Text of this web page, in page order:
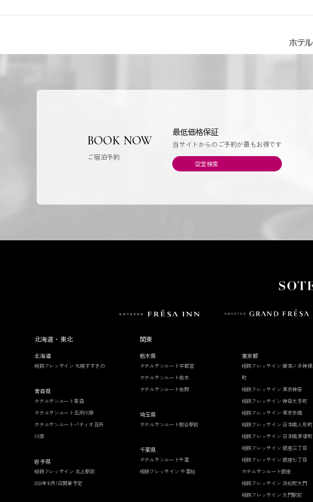
BOOK NOW
ご宿泊予約
最低価格保証
当サイトからのご予約が最もお得です
空室検索
北海道・東北
北海道
相鉄フレッサイン 札幌すすきの
青森県
ホテルサンルート青森
ホテルサンルート五所川原
ホテルサンルートパティオ五所
川原
岩手県
相鉄フレッサイン 北上駅前
2026年10月1日開業予定
関東
栃木県
ホテルサンルート宇都宮
ホテルサンルート栃木
ホテルサンルート佐野
埼玉県
ホテルサンルート熊谷駅前
千葉県
ホテルサンルート千葉
相鉄フレッサイン 千葉柏
東京都
相鉄フレッサイン 御茶ノ水神保
町
相鉄フレッサイン 東京神田
相鉄フレッサイン 神田大手町
相鉄フレッサイン 東京京橋
相鉄フレッサイン 日本橋人形町
相鉄フレッサイン 日本橋茅場町
相鉄フレッサイン 銀座三丁目
相鉄フレッサイン 銀座七丁目
ホテルサンルート銀座
相鉄フレッサイン 浜松町大門
相鉄フレッサイン 大門駅前